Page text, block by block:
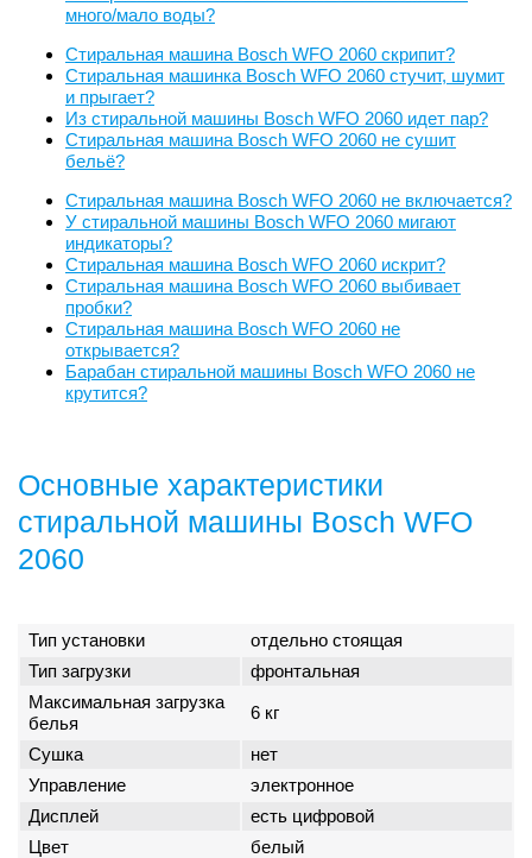
много/мало воды?
Стиральная машина Bosch WFO 2060 скрипит?
Стиральная машинка Bosch WFO 2060 стучит, шумит
и прыгает?
Из стиральной машины Bosch WFO 2060 идет пар?
Стиральная машина Bosch WFO 2060 не сушит
бельё?
Стиральная машина Bosch WFO 2060 не включается?
У стиральной машины Bosch WFO 2060 мигают
индикаторы?
Стиральная машина Bosch WFO 2060 искрит?
Стиральная машина Bosch WFO 2060 выбивает
пробки?
Стиральная машина Bosch WFO 2060 не
открывается?
Барабан стиральной машины Bosch WFO 2060 не
крутится?
Основные характеристики
стиральной машины Bosch WFO
2060
Тип установки
отдельно стоящая
Тип загрузки
фронтальная
Максимальная загрузка
белья
6 кг
Сушка
нет
Управление
электронное
Дисплей
есть цифровой
Цвет
белый